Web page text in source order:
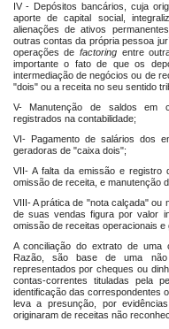
IV - Depósitos bancários, cuja
aporte de capital social,
alienações de ativos
outras contas da própria pessoa
operações de factoringentre
importante o fato de que os
intermediação de negócios ou de
"dois" ou a receita no seu sentido
V- Manutenção de saldos em
registrados na contabilidade;
VI- Pagamento de salários dos
geradoras de "caixa dois";
VII- A falta da emissão e registro
omissão de receita, e manutenção
VIII- A prática de "nota calçada" ou
de suas vendas figura por valor
omissão de receitas operacionais e
A conciliação do extrato de
Razão, são base de uma
representados por cheques ou
contas-correntes tituladas pela
identificação das correspondentes
leva a presunção, por
originaram de receitas não